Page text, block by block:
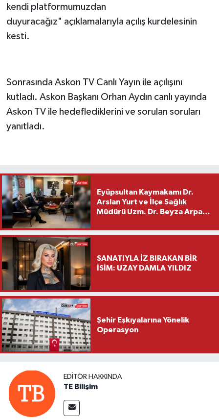
kendi platformumuzdan
duyuracağız" açıklamalarıyla açılış kurdelesinin
kesti.
Sonrasında Askon TV Canlı Yayın ile açılışını
kutladı. Askon Başkanı Orhan Aydın canlı yayında
Askon TV ile hedeflediklerini ve sorulan soruları
yanıtladı.
Eyüpsultan Kaymakamı Dr.
Arslan Yurt ve İlçe Sağlık
Müdürü Uzm. Dr. Beyza Arpacı
Ziyareti
SANATIYLA İZ BIRAKAN BİR
İSİM: UZAY DAMLA YILDIZ
Şehir Eşkıyalarına Yönelik
Operasyon
EDITÖR HAKKINDA
TE Bilişim